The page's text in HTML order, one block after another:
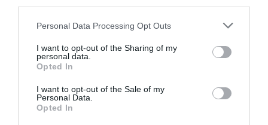
Personal Data Processing Opt Outs
I want to opt-out of the Sharing of my
personal data.
Opted In
I want to opt-out of the Sale of my
Personal Data.
Opted In
Ακολουθήστε το Culturenow.gr